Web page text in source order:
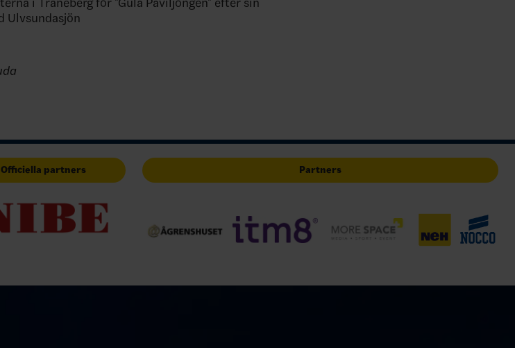
Ulvsundasjön
Officiella partners Partners